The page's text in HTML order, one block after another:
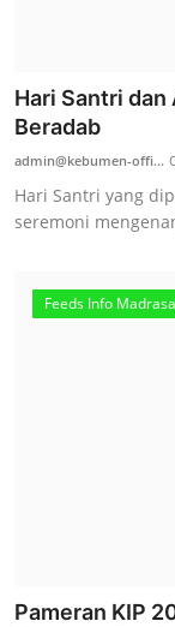
Hari Santri
Beradab
admin@kebumen-offi...
Hari Santri yang
seremoni
Feeds Info
Pameran KIP